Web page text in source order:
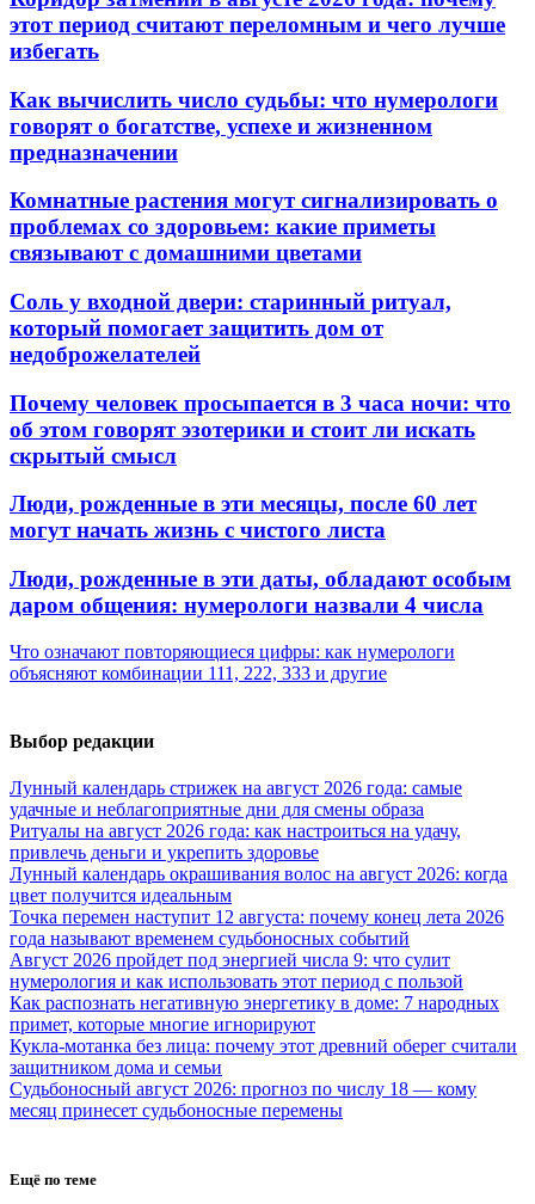
этот период считают переломным и чего лучше
избегать
Как вычислить число судьбы: что нумерологи
говорят о богатстве, успехе и жизненном
предназначении
Комнатные растения могут сигнализировать о
проблемах со здоровьем: какие приметы
связывают с домашними цветами
Соль у входной двери: старинный ритуал,
который помогает защитить дом от
недоброжелателей
Почему человек просыпается в 3 часа ночи: что
об этом говорят эзотерики и стоит ли искать
скрытый смысл
Люди, рожденные в эти месяцы, после 60 лет
могут начать жизнь с чистого листа
Люди, рожденные в эти даты, обладают особым
даром общения: нумерологи назвали 4 числа
Что означают повторяющиеся цифры: как нумерологи
объясняют комбинации 111, 222, 333 и другие
Выбор редакции
Лунный календарь стрижек на август 2026 года: самые
удачные и неблагоприятные дни для смены образа
Ритуалы на август 2026 года: как настроиться на удачу,
привлечь деньги и укрепить здоровье
Лунный календарь окрашивания волос на август 2026: когда
цвет получится идеальным
Точка перемен наступит 12 августа: почему конец лета 2026
года называют временем судьбоносных событий
Август 2026 пройдет под энергией числа 9: что сулит
нумерология и как использовать этот период с пользой
Как распознать негативную энергетику в доме: 7 народных
примет, которые многие игнорируют
Кукла-мотанка без лица: почему этот древний оберег считали
защитником дома и семьи
Судьбоносный август 2026: прогноз по числу 18 — кому
месяц принесет судьбоносные перемены
Ещё по теме